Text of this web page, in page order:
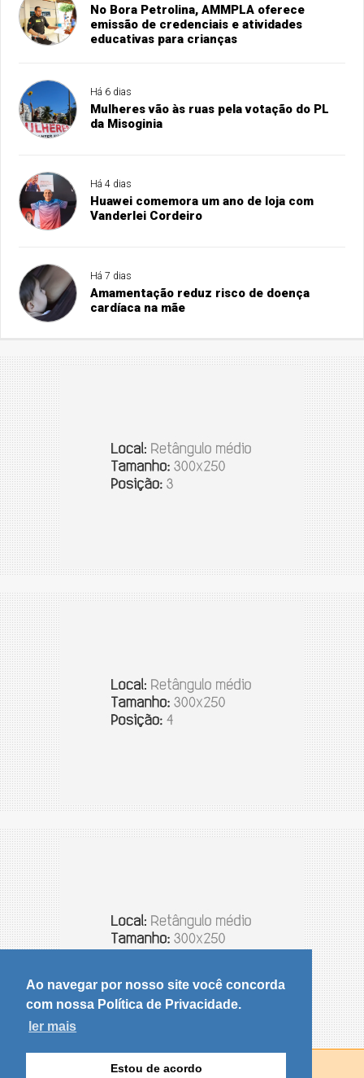
Ao navegar por nosso site você concorda
com nossa Política de Privacidade.
ler mais
Estou de acordo
No Bora Petrolina, AMMPLA oferece
emissão de credenciais e atividades
educativas para crianças
Há 6 dias
Mulheres vão às ruas pela votação do PL
da Misoginia
Há 4 dias
Huawei comemora um ano de loja com
Vanderlei Cordeiro
Há 7 dias
Amamentação reduz risco de doença
cardíaca na mãe